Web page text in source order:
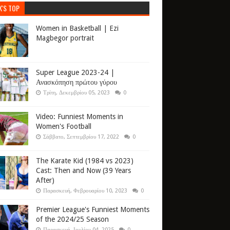
TOP
Women in Basketball | Ezi
Magbegor portrait
Super League 2023-24 |
Ανασκόπηση πρώτου γύρου
Τρίτη, Δεκεμβρίου 05, 2023 0
Video: Funniest Moments in
Women's Football
Σάββατο, Σεπτεμβρίου 17, 2022 0
The Karate Kid (1984 vs 2023)
Cast: Then and Now (39 Years
After)
Παρασκευή, Φεβρουαρίου 10, 2023 0
Premier League's Funniest Moments
of the 2024/25 Season